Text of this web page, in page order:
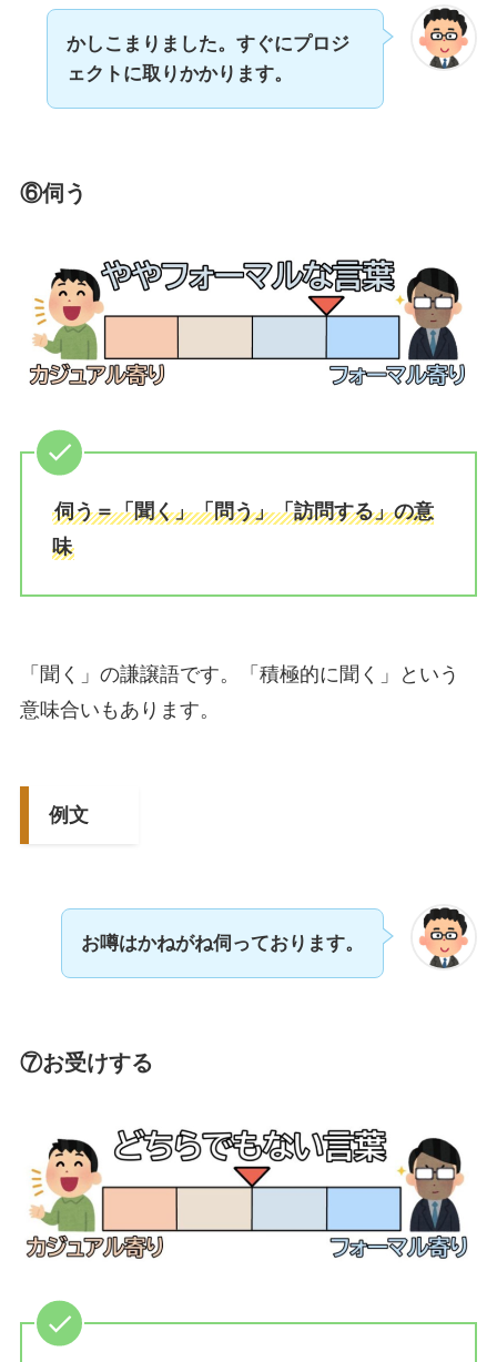
かしこまりました。すぐにプロジ
ェクトに取りかかります。
⑥伺う
伺う＝「聞く」「問う」「訪問する」の意
味
「聞く」の謙譲語です。「積極的に聞く」という
意味合いもあります。
例文
お噂はかねがね伺っております。
⑦お受けする